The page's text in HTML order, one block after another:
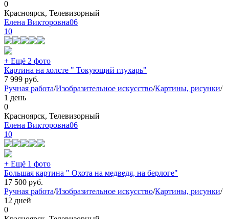
0
Красноярск, Телевизорный
Елена Викторовна06
10
+ Ещё 2 фото
Картина на холсте " Токующий глухарь"
7 999 руб.
Ручная работа/Изобразительное искусство/Картины, рисунки/
1 день
0
Красноярск, Телевизорный
Елена Викторовна06
10
+ Ещё 1 фото
Большая картина " Охота на медведя, на берлоге"
17 500 руб.
Ручная работа/Изобразительное искусство/Картины, рисунки/
12 дней
0